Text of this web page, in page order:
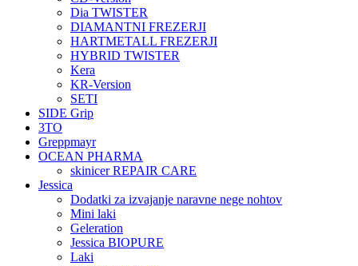
Dia TWISTER
DIAMANTNI FREZERJI
HARTMETALL FREZERJI
HYBRID TWISTER
Kera
KR-Version
SETI
SIDE Grip
3TO
Greppmayr
OCEAN PHARMA
skinicer REPAIR CARE
Jessica
Dodatki za izvajanje naravne nege nohtov
Mini laki
Geleration
Jessica BIOPURE
Laki